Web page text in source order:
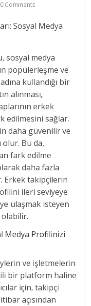
0 Comments
Sosyal Medya
sosyal medya
popülerleşme ve
kullandığı bir
alınması,
erkek
edilmesini sağlar.
daha güvenilir ve
olur. Bu da,
fark edilme
daha fazla
Erkek takipçilerin
ileri seviyeye
ulaşmak isteyen
Medya Profilinizi
ve işletmelerin
bir platform haline
için, takipçi
açısından